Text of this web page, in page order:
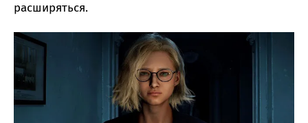
расширяться.